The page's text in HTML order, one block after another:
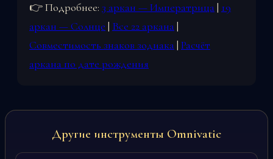
👉 Подробнее: 3 аркан — Императрица| 19
аркан — Солнце | Все 22 аркана|
Совместимость знаков зодиака| Расчёт
аркана по дате рождения
Другие инструменты Omnivatic